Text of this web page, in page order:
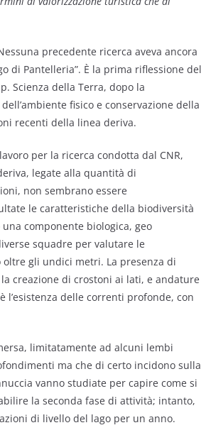
precedente ricerca aveva ancora
di Pantelleria”. È la prima riflessione del
Scienza della Terra, dopo la
fisico e conservazione della
recenti della linea deriva.
per la ricerca condotta dal CNR,
legate alla quantità di
non sembrano essere
le caratteristiche della biodiversità
componente biologica, geo
squadre per valutare le
gli undici metri. La presenza di
creazione di crostoni ai lati, e andature
delle correnti profonde, con
limitatamente ad alcuni lembi
ma che di certo incidono sulla
vanno studiate per capire come si
la seconda fase di attività; intanto,
di livello del lago per un anno.